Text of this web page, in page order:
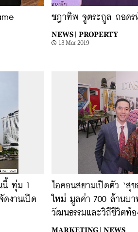
ชฎาทิพ จูตระกูล ถอดร
NEWS | PROPERTY
13 Mar 2019
นี้ ทุ่ม 1
ดงานเปิด
ไอคอนสยามเปิดตัว ‘สุ
ใหม่ มูลค่า 700 ล้านบ
วัฒนธรรมและวิถีชีวิตท้อ
MARKETING | NEWS